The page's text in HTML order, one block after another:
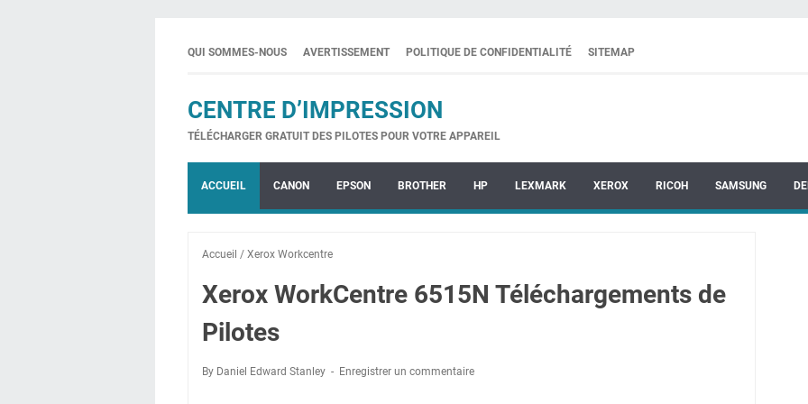
QUI SOMMES-NOUS AVERTISSEMENT POLITIQUE DE CONFIDENTIALITÉ SITEMAP
CENTRE D’IMPRESSION
TÉLÉCHARGER GRATUIT DES PILOTES POUR VOTRE APPAREIL
ACCUEIL CANON EPSON BROTHER HP LEXMARK XEROX RICOH SAMSUNG
Accueil / Xerox Workcentre
Xerox WorkCentre 6515N Téléchargements de
Pilotes
By Daniel Edward Stanley Enregistrer un commentaire